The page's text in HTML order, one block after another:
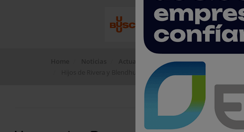
Actualidad del sector
Hijos de Rivera y Blendhub avanzan hacia la alimentación del